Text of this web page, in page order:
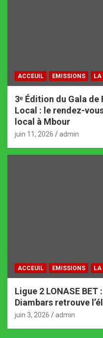
ACCEUIL EMISSIONS LA
3ᵉ Édition du Gala
Local : le rendez-
local à Mbour
juin 11, 2026 admin
ACCEUIL EMISSIONS LA
Ligue 2 LONASE
Diambars retrouve
juin 3, 2026 admin